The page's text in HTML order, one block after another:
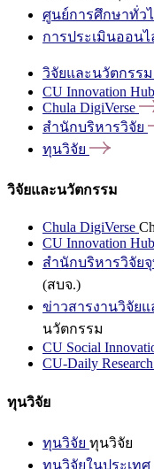
ศูนย์การศึกษาทั่ว
การประเมินออน
วิจัยและนวัตกรรม
CU Innovation Hub
Chula DigiVerse
สำนักบริหารวิจัย
ทุนวิจัย
วิจัยและนวัตกรรม
Chula DigiVerse
CU Innovation Hub
สำนักบริหารวิจัย
(สบจ.)
ข่าวสารงานวิจัย
นวัตกรรม
CU Social
CU-Daily Research
ทุนวิจัย
ทุนวิจัย ทุนวิจัย
ทุนวิจัยในประเทศ